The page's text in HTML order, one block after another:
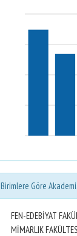
Birimlere Göre
FEN-EDEBİYAT
MİMARLIK